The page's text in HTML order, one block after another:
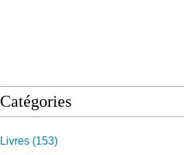
Catégories
Livres (153)